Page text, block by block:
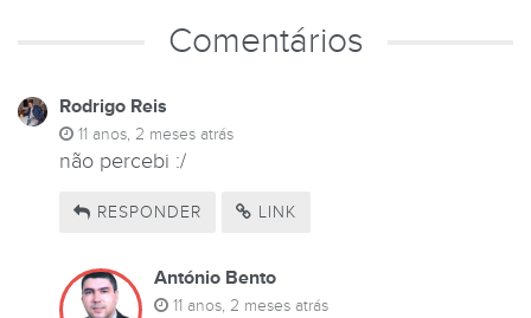
Comentários
Rodrigo Reis
11 anos, 2 meses atrás
não percebi :/
RESPONDER LINK
António Bento
11 anos, 2 meses atrás